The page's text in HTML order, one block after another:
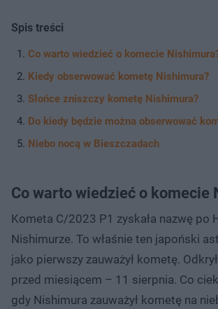
Spis treści
Co warto wiedzieć o komecie
Kiedy obserwować kometę Nishimura?
Słońce zniszczy kometę Nishimura?
Do kiedy będzie można obserwować
Niebo nocą w Bieszczadach
Co warto wiedzieć o komecie
Kometa C/2023 P1 zyskała nazwę po
Nishimurze. To właśnie ten japoński
jako pierwszy zauważył kometę.
przed miesiącem – 11 sierpnia. Co
gdy Nishimura zauważył kometę na